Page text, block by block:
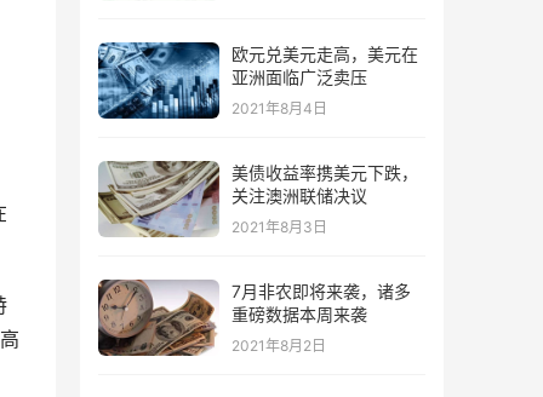
欧元兑美元走高，美元在
亚洲面临广泛卖压
2021年8月4日
美债收益率携美元下跌，
关注澳洲联储决议
2021年8月3日
7月非农即将来袭，诸多
重磅数据本周来袭
2021年8月2日